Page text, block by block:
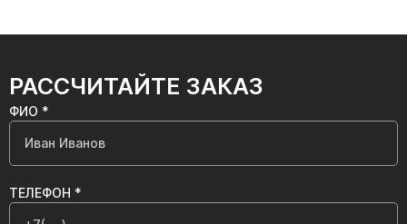
РАССЧИТАЙТЕ ЗАКАЗ
ФИО *
ТЕЛЕФОН *